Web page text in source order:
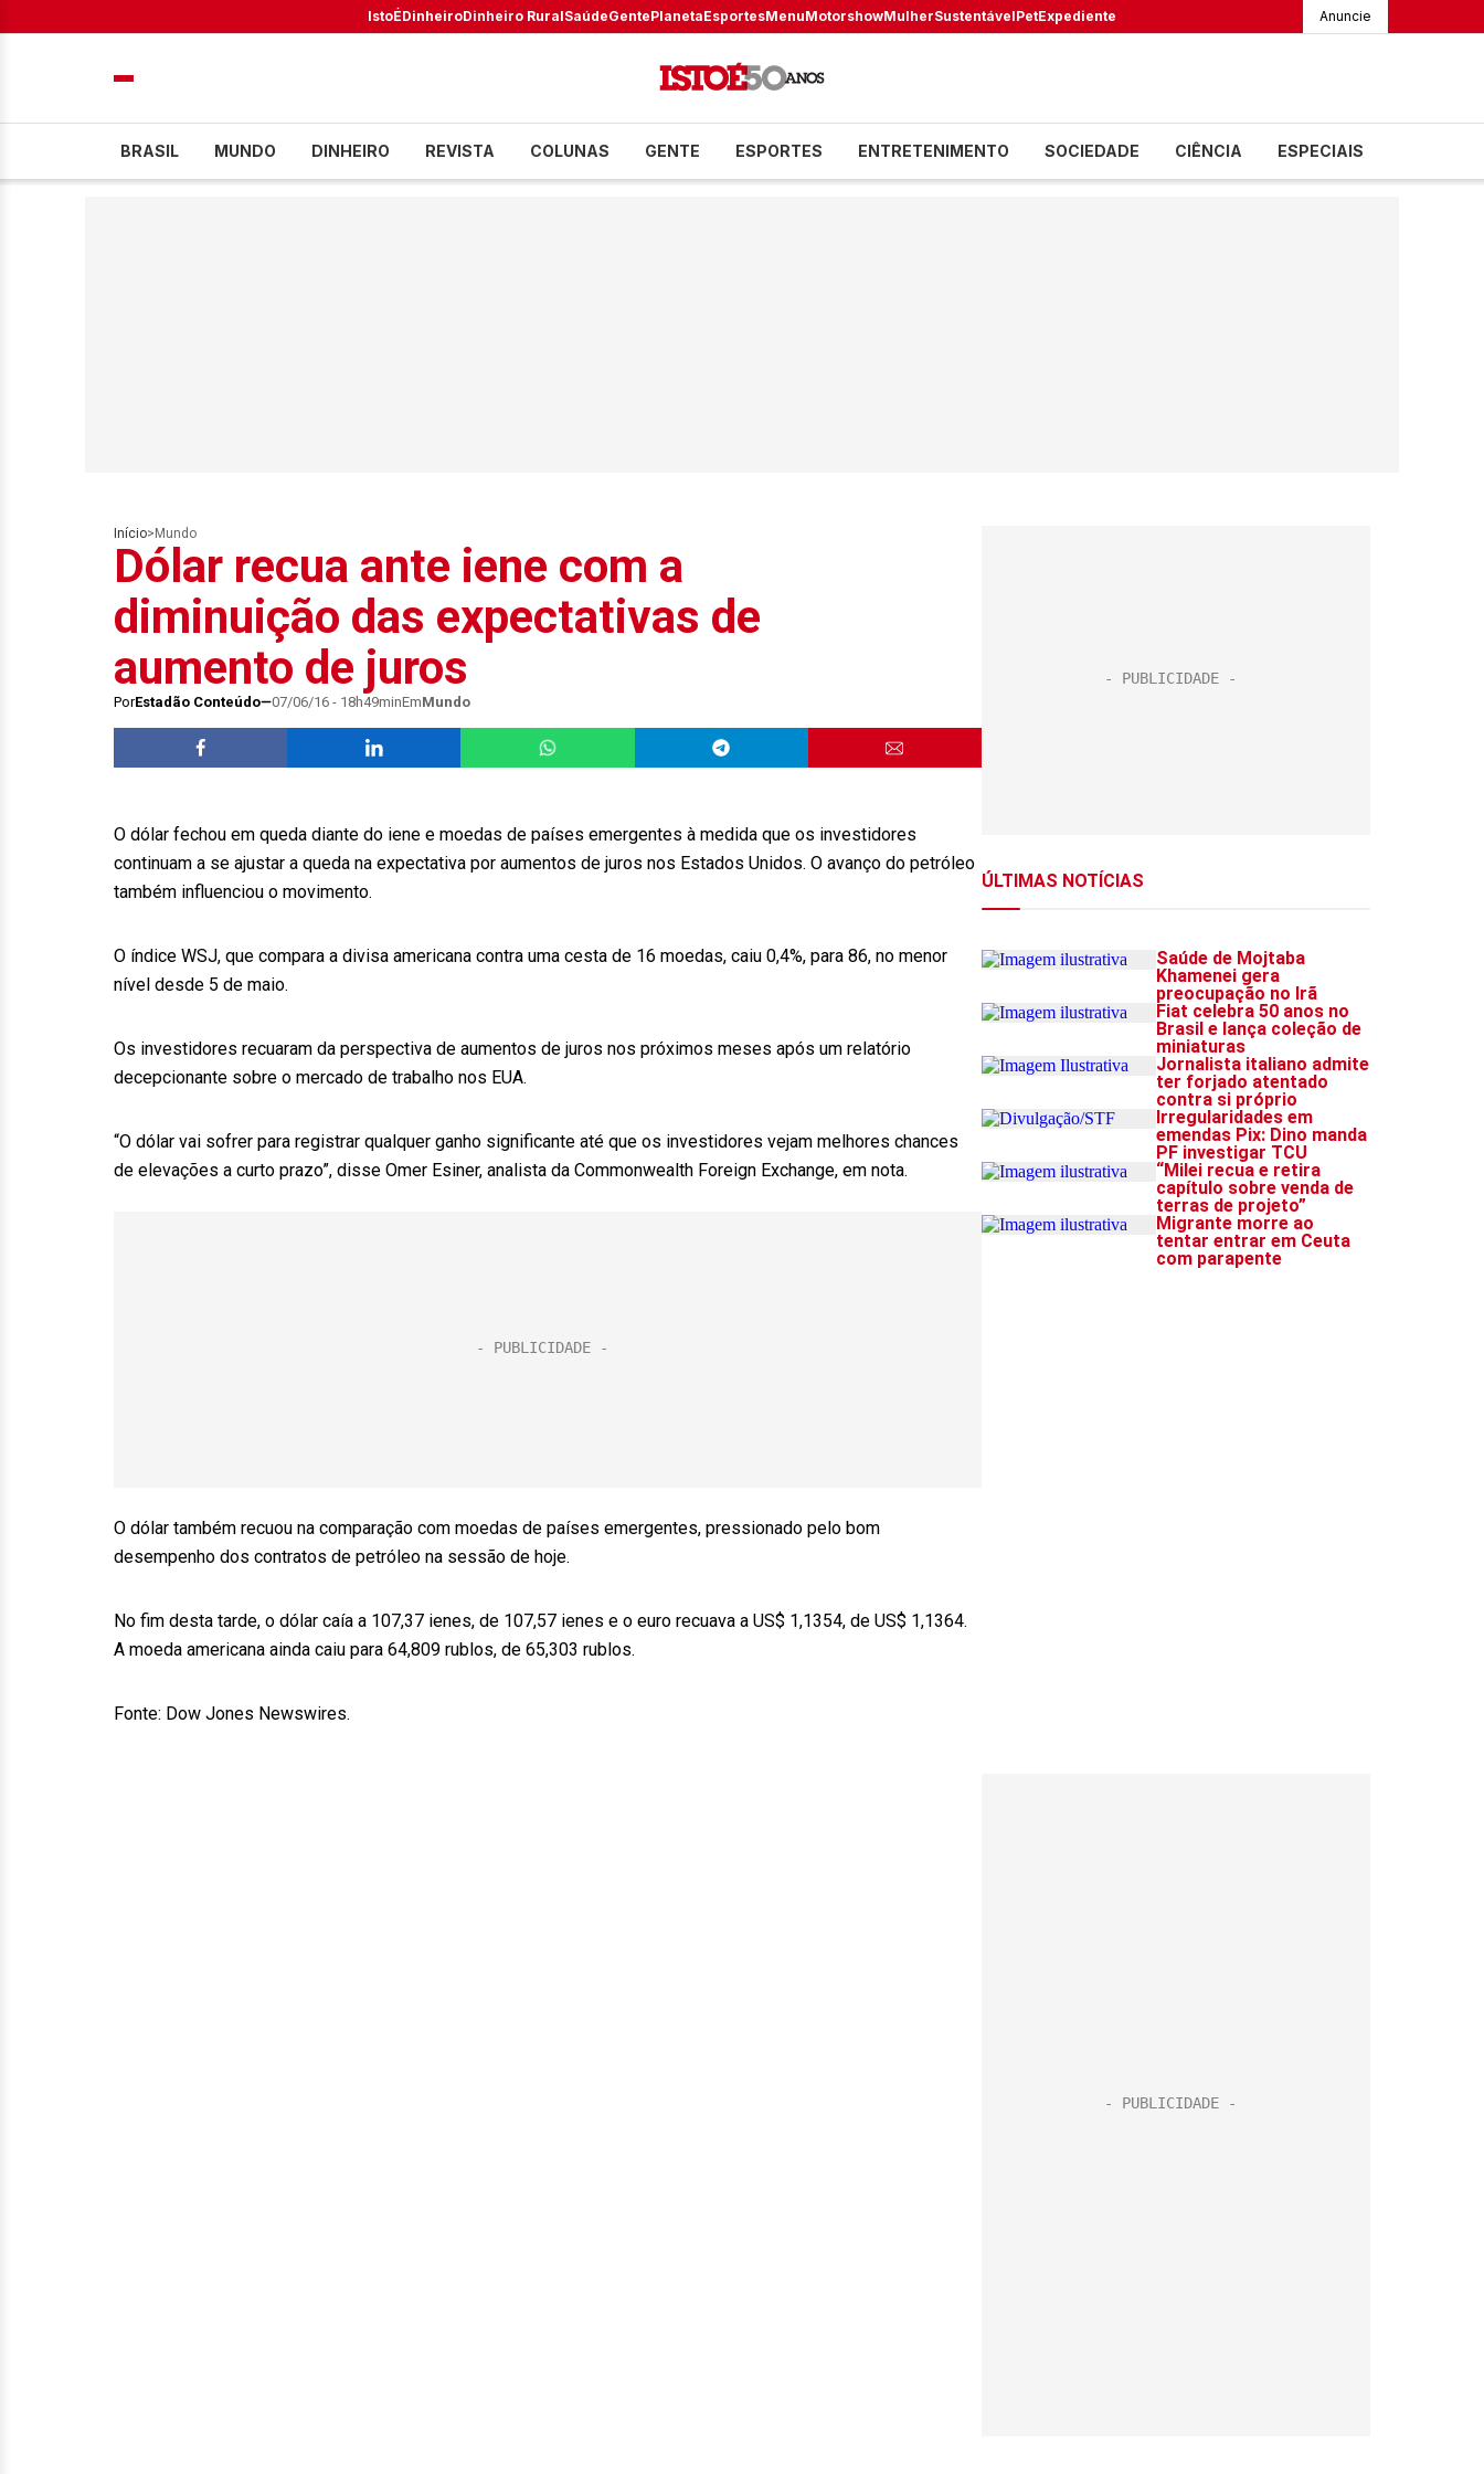
IstoÉDinheiroDinheiro RuralSaúdeGentePlanetaEsportesMenuMotorshowMulherSustentávelPetExpediente Anuncie
BRASIL MUNDO DINHEIRO REVISTA COLUNAS GENTE ESPORTES ENTRETENIMENTO SOCIEDADE CIÊNCIA ESPECIAIS
Início> Mundo
Dólar recua ante iene com a
diminuição das expectativas de
aumento de juros
PorEstadão Conteúdo 07/06/16 - 18h49minEmMundo
O dólar fechou em queda diante do iene e moedas de países emergentes à medida que os investidores
continuam a se ajustar a queda na expectativa por aumentos de juros nos Estados Unidos. O avanço do petróleo
também influenciou o movimento.
O índice WSJ, que compara a divisa americana contra uma cesta de 16 moedas, caiu 0,4%, para 86, no menor
nível desde 5 de maio.
Os investidores recuaram da perspectiva de aumentos de juros nos próximos meses após um relatório
decepcionante sobre o mercado de trabalho nos EUA.
“O dólar vai sofrer para registrar qualquer ganho significante até que os investidores vejam melhores chances
de elevações a curto prazo”, disse Omer Esiner, analista da Commonwealth Foreign Exchange, em nota.
O dólar também recuou na comparação com moedas de países emergentes, pressionado pelo bom
desempenho dos contratos de petróleo na sessão de hoje.
No fim desta tarde, o dólar caía a 107,37 ienes, de 107,57 ienes e o euro recuava a US$ 1,1354, de US$ 1,1364.
A moeda americana ainda caiu para 64,809 rublos, de 65,303 rublos.
Fonte: Dow Jones Newswires.